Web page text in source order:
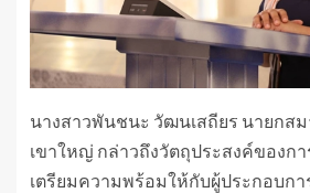
นางสาวพันชนะ วัฒนเสถียร นายกส
เขาใหญ่ กล่าวถึงวัตถุประสงค์ของกา
เตรียมความพร้อมให้กับผู้ประกอบก